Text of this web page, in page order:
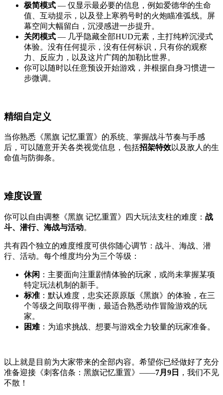
极简模式 — 仅显示最必要的信息，例如爱德华的生命
值、互动提示，以及登上寒鸦号时的火炮瞄准弧线。屏
幕空间大幅留白，沉浸感进一步提升。
关闭模式 — 几乎隐藏全部HUD元素，主打纯粹沉浸式
体验。没有任何提示，没有任何标识，只有你的观察
力、反应力，以及这片广阔的加勒比世界。
你可以随时以任意预设开始游戏，并根据自身习惯进一
步微调。
精细自定义
当你熟悉《黑旗 记忆重置》的系统、掌握战斗节奏与手感
后，可以随意开关各类视觉信息，包括招架特效以及敌人的生
命值与防御条。
难度设置
你可以自由调整《黑旗 记忆重置》四大玩法支柱的难度： 战
斗、潜行、海战与活动。
共有四个独立的难度维度可供你随心调节：战斗、海战、潜
行、活动。每个维度均分为三个等级：
休闲 ：主要面向注重剧情体验的玩家，或尚未掌握某项
特定玩法机制的新手。
标准 ：默认难度，忠实还原原版《黑旗》的体验，在三
个等级之间取得平衡，最适合熟悉动作冒险游戏的玩
家。
困难：为追求挑战、想要与游戏全力较量的玩家准备。
以上就是目前为大家带来的全部内容。希望你已经做好了充分
准备迎接《刺客信条：黑旗记忆重置》——7月9日
，我们不见
不散！